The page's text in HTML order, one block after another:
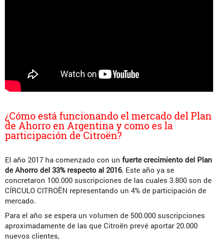
¿Cómo está funcionando el mercado del Plan
de Ahorro en Argentina y como es la
participación de Citroën?
El año 2017 ha comenzado con un fuerte crecimiento del Plan
de Ahorro del 33% respecto al 2016. Este año ya se
concretaron 100.000 suscripciones de las cuales 3.800 son de
CÍRCULO CITROËN representando un 4% de participación de
mercado.
Para el año se espera un volumen de 500.000 suscripciones
aproximadamente de las que Citroën prevé aportar 20.000
nuevos clientes,